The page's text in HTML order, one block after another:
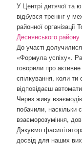
У Центрі дитячої та
відбувся тренінг у
районної організації
Деснянського
До участі
«Формула успіху».
говорили про
спілкування, коли
відповідаєш
Через живу
побачили, наскільки
взаєморозуміння,
Дякуємо
досвід для наших